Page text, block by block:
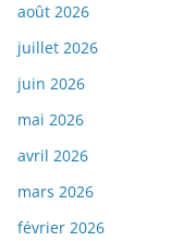
août 2026
juillet 2026
juin 2026
mai 2026
avril 2026
mars 2026
février 2026